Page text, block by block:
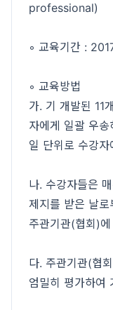
professional)
◦ 교육기간 :
◦ 교육방법
가. 기 개발된 11
자에게 일괄 우
일 단위로 수강
나. 수강자들은
제지를 받은 날로
주관기관(협회)
다. 주관기관(협
엄밀히 평가하여